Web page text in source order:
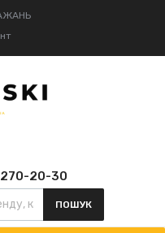
20-30
52-75
ПОШУК